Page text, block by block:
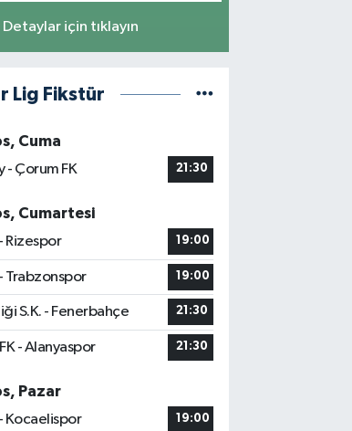
Detaylar için tıklayın
Lig Fikstür
Cuma
- Çorum FK
21:30
Cumartesi
Rizespor
19:00
Trabzonspor 19:00
S.K. - Fenerbahçe 21:30
- Alanyaspor 21:30
Pazar
Kocaelispor
19:00